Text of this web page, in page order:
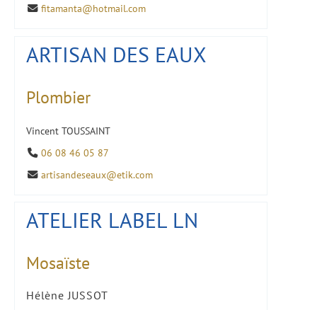
fitamanta@hotmail.com
ARTISAN DES EAUX
Plombier
Vincent TOUSSAINT
06 08 46 05 87
artisandeseaux@etik.com
ATELIER LABEL LN
Mosaïste
Hélène JUSSOT